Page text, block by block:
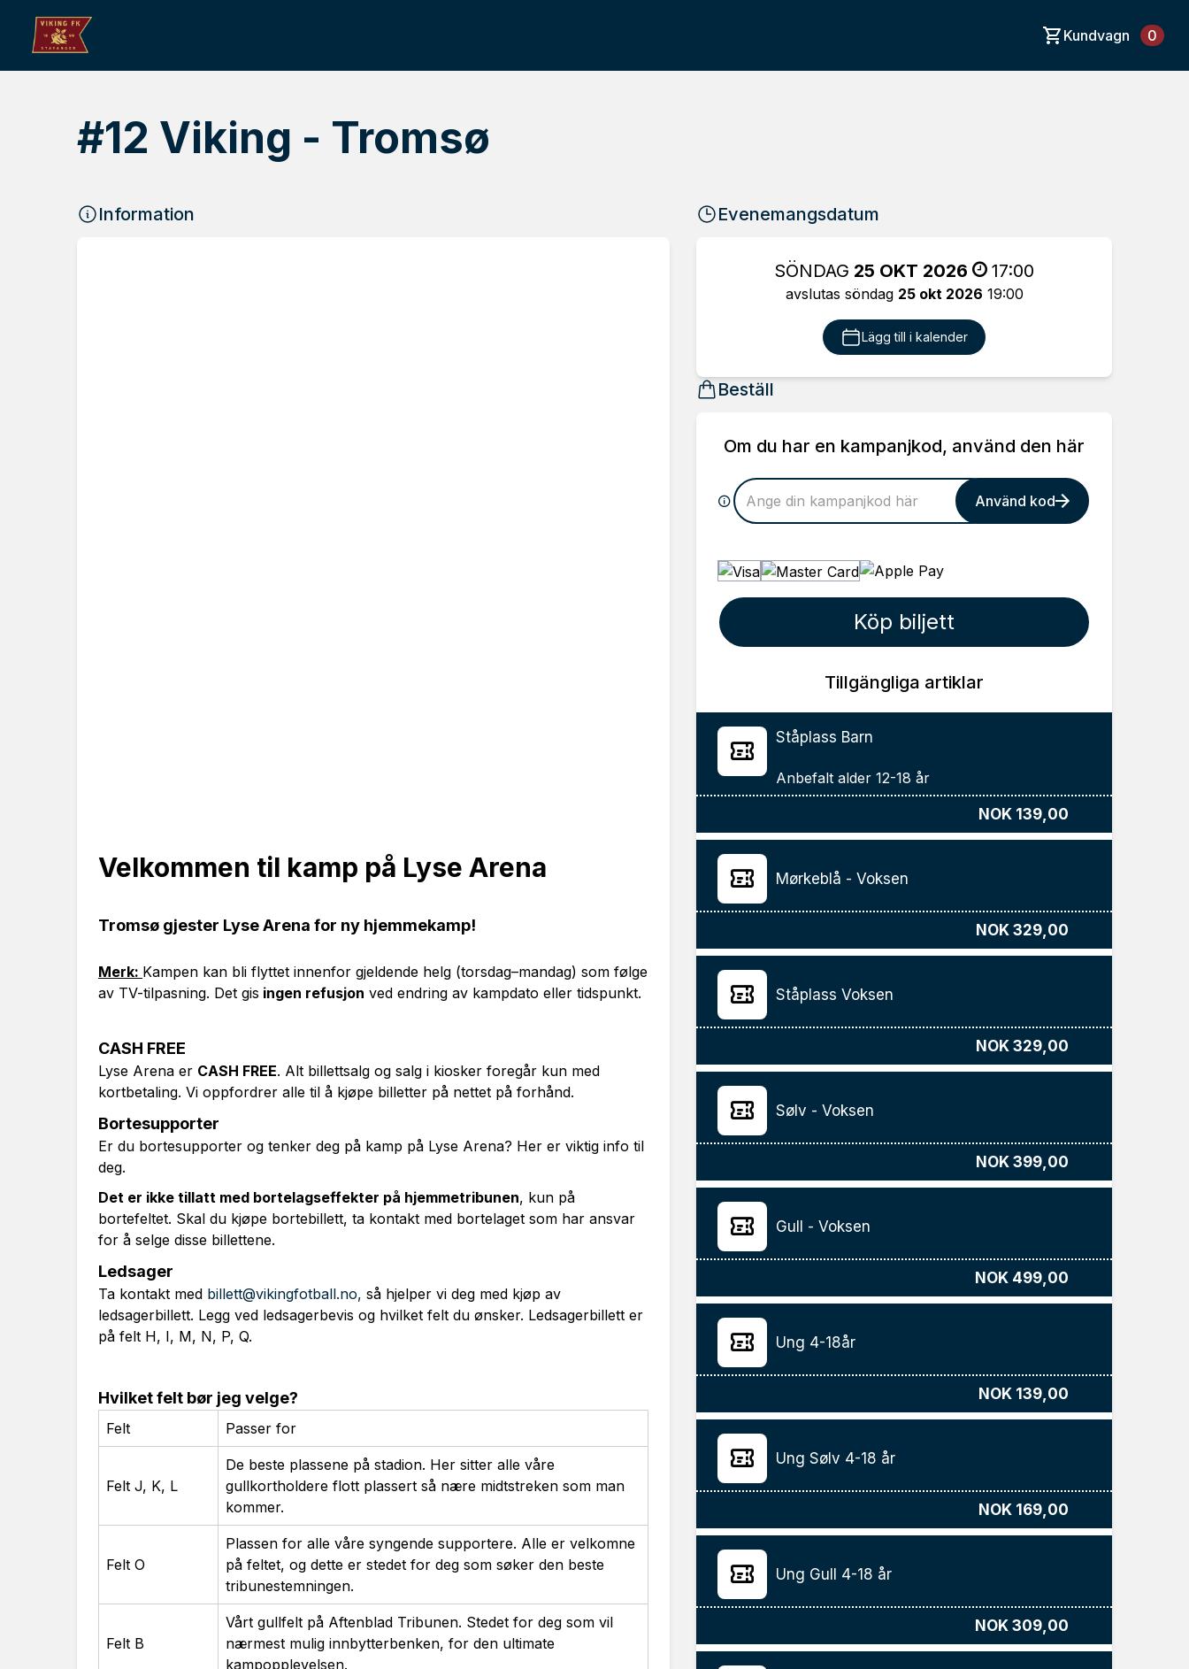
Kundvagn 0
#12 Viking - Tromsø
Information
Velkommen til kamp på Lyse Arena
Tromsø gjester Lyse Arena for ny hjemmekamp!
Merk: Kampen kan bli flyttet innenfor gjeldende helg (torsdag–mandag) som følge
av TV-tilpasning. Det gis ingen refusjon ved endring av kampdato eller tidspunkt.
CASH FREE
Lyse Arena er CASH FREE. Alt billettsalg og salg i kiosker foregår kun med
kortbetaling. Vi oppfordrer alle til å kjøpe billetter på nettet på forhånd.
Bortesupporter
Er du bortesupporter og tenker deg på kamp på Lyse Arena? Her er viktig info til
deg.
Det er ikke tillatt med bortelagseffekter på hjemmetribunen, kun på
bortefeltet. Skal du kjøpe bortebillett, ta kontakt med bortelaget som har ansvar
for å selge disse billettene.
Ledsager
Ta kontakt med billett@vikingfotball.no, så hjelper vi deg med kjøp av
ledsagerbillett. Legg ved ledsagerbevis og hvilket felt du ønsker. Ledsagerbillett er
på felt H, I, M, N, P, Q.
Hvilket felt bør jeg velge?
Felt Passer for
Felt J, K, L
De beste plassene på stadion. Her sitter alle våre
gullkortholdere flott plassert så nære midtstreken som man
kommer.
Felt O
Plassen for alle våre syngende supportere. Alle er velkomne
på feltet, og dette er stedet for deg som søker den beste
tribunestemningen.
Felt B
Vårt gullfelt på Aftenblad Tribunen. Stedet for deg som vil
nærmest mulig innbytterbenken, for den ultimate
kampopplevelsen.
Evenemangsdatum
SÖNDAG 25 OKT 2026 17:00
avslutas söndag 25 okt 2026 19:00
Lägg till i kalender
Beställ
Om du har en kampanjkod, använd den här
Använd kod
Köp biljett
Tillgängliga artiklar
Ståplass Barn
NOK 139,00
Mørkeblå - Voksen
NOK 329,00
Ståplass Voksen
NOK 329,00
Sølv - Voksen
NOK 399,00
Gull - Voksen
NOK 499,00
Ung 4-18år
NOK 139,00
Ung Sølv 4-18 år
NOK 169,00
Ung Gull 4-18 år
NOK 309,00